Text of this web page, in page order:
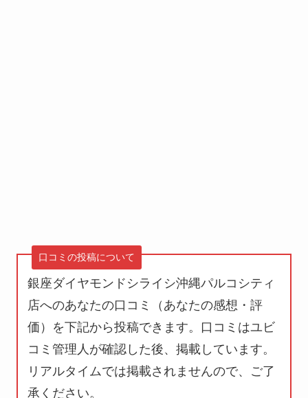
口コミの投稿について
銀座ダイヤモンドシライシ沖縄パルコシティ
店へのあなたの口コミ（あなたの感想・評
価）を下記から投稿できます。口コミはユビ
コミ管理人が確認した後、掲載しています。
リアルタイムでは掲載されませんので、ご了
承ください。